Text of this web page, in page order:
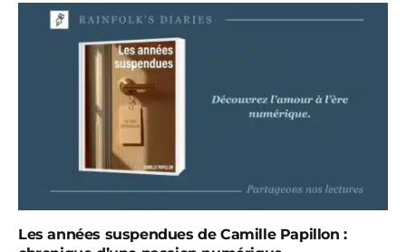
Les années suspendues de Camille Papillon :